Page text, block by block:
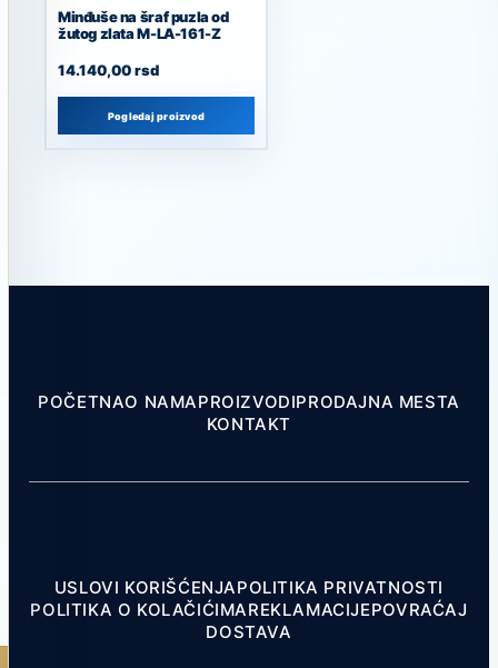
Minđuše na šraf puzla od
žutog zlata M-LA-161-Z
14.140,00rsd
Pogledaj proizvod
POČETNAO NAMAPROIZVODIPRODAJNA MESTA
KONTAKT
USLOVI KORIŠĆENJAPOLITIKA PRIVATNOSTI
POLITIKA O KOLAČIĆIMAREKLAMACIJEPOVRAĆAJ
DOSTAVA